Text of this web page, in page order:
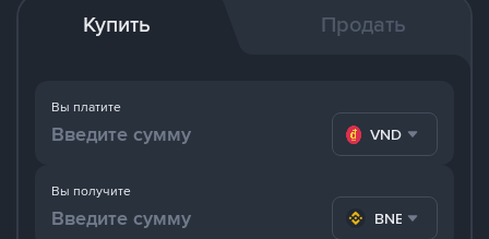
Купить Продать
Вы платите
VND
Вы получите
BNB